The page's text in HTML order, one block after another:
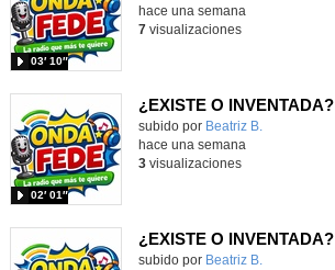
03′ 10″
hace una semana
7visualizaciones
¿EXISTE O INVENTADA?
Contenido educativo.
subido por Beatriz B.
02′ 01″
hace una semana
3visualizaciones
¿EXISTE O INVENTADA?
Contenido educativo.
subido por Beatriz B.